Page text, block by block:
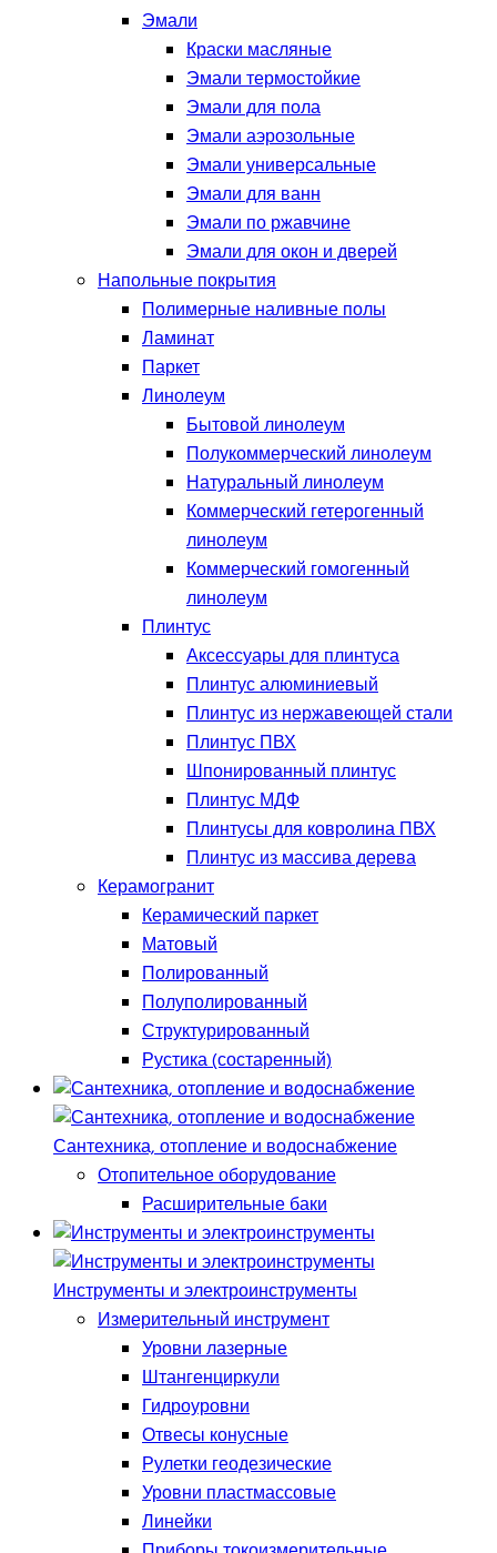
Эмали
Краски масляные
Эмали термостойкие
Эмали для пола
Эмали аэрозольные
Эмали универсальные
Эмали для ванн
Эмали по ржавчине
Эмали для окон и дверей
Напольные покрытия
Полимерные наливные полы
Ламинат
Паркет
Линолеум
Бытовой линолеум
Полукоммерческий линолеум
Натуральный линолеум
Коммерческий гетерогенный
линолеум
Коммерческий гомогенный
линолеум
Плинтус
Аксессуары для плинтуса
Плинтус алюминиевый
Плинтус из нержавеющей стали
Плинтус ПВХ
Шпонированный плинтус
Плинтус МДФ
Плинтусы для ковролина ПВХ
Плинтус из массива дерева
Керамогранит
Керамический паркет
Матовый
Полированный
Полуполированный
Структурированный
Рустика (состаренный)
Сантехника, отопление и водоснабжение
Отопительное оборудование
Расширительные баки
Инструменты и электроинструменты
Измерительный инструмент
Уровни лазерные
Штангенциркули
Гидроуровни
Отвесы конусные
Рулетки геодезические
Уровни пластмассовые
Линейки